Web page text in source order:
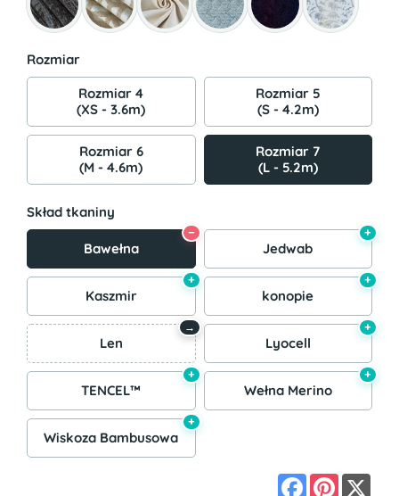
Rozmiar
Rozmiar 4
(XS - 3.6m)
Rozmiar 5
(S - 4.2m)
Rozmiar 6
(M - 4.6m)
Rozmiar 7
(L - 5.2m)
Skład tkaniny
Bawełna
−
Jedwab
+
Kaszmir
+
konopie
+
Len
→
Lyocell
+
TENCEL™
+
Wełna Merino
+
Wiskoza Bambusowa
+
Facebook
Pinterest